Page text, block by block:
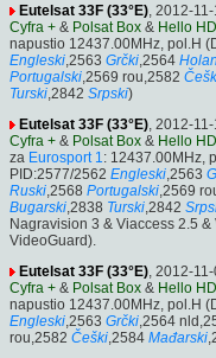
Eutelsat 33F (33°E), 2012-11-
Cyfra + & Polsat Box & Hello HD
napustio 12437.00MHz, pol.H
Engleski,2563 Grčki,2564
Portugalski,2569 rou,2582
Turski,2842 Srpski)
Eutelsat 33F (33°E), 2012-11-
Cyfra + & Polsat Box & Hello HD
za Eurosport 1: 12437.00MHz,
PID:2577/2562 Engleski,2563
Ruski,2568 Portugalski,2569
Bugarski,2838 Turski,2842
Nagravision 3 & Viaccess 2.5
VideoGuard).
Eutelsat 33F (33°E), 2012-11-
Cyfra + & Polsat Box & Hello HD
napustio 12437.00MHz, pol.H
Engleski,2563 Grčki,2564
rou,2582 Češki,2584 Mađarski